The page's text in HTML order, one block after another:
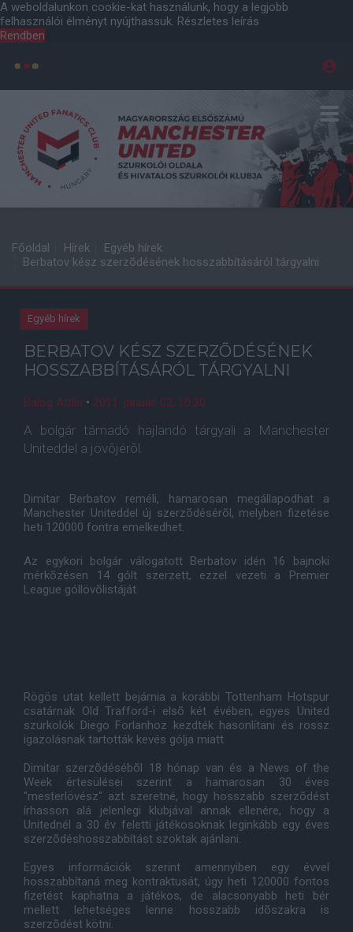
A weboldalunkon cookie-kat használunk, hogy a legjobb
felhasználói élményt nyújthassuk. Részletes leírás
Rendben
Főoldal Hírek
Egyéb hírek
Berbatov kész szerzõdésének hosszabbításáról tárgyalni
Egyéb hírek
BERBATOV KÉSZ SZERZÕDÉSÉNEK
HOSSZABBÍTÁSÁRÓL TÁRGYALNI
Balog Attila • 2011. január. 02. 10:30
A bolgár támadó hajlandó tárgyali a Manchester
Uniteddel a jövõjérõl.
Dimitar Berbatov reméli, hamarosan megállapodhat a
Manchester Uniteddel új szerzõdésérõl, melyben fizetése
heti 120000 fontra emelkedhet.
Az egykori bolgár válogatott Berbatov idén 16 bajnoki
mérkõzésen 14 gólt szerzett, ezzel vezeti a Premier
League góllövõlistáját.
Rögös utat kellett bejárnia a korábbi Tottenham Hotspur
csatárnak Old Trafford-i elsõ két évében, egyes United
szurkolók Diego Forlanhoz kezdték hasonlítani és rossz
igazolásnak tartották kevés gólja miatt.
Dimitar szerzõdésébõl 18 hónap van és a News of the
Week értesülései szerint a hamarosan 30 éves
"mesterlövész" azt szeretné, hogy hosszabb szerzõdést
írhasson alá jelenlegi klubjával annak ellenére, hogy a
Unitednél a 30 év feletti játékosoknak leginkább egy éves
szerzõdéshosszabbítást szoktak ajánlani.
Egyes információk szerint amennyiben egy évvel
hosszabbítaná meg kontraktusát, úgy heti 120000 fontos
fizetést kaphatna a játékos, de alacsonyabb heti bér
mellett lehetséges lenne hosszabb idõszakra is
szerzõdést kötni.